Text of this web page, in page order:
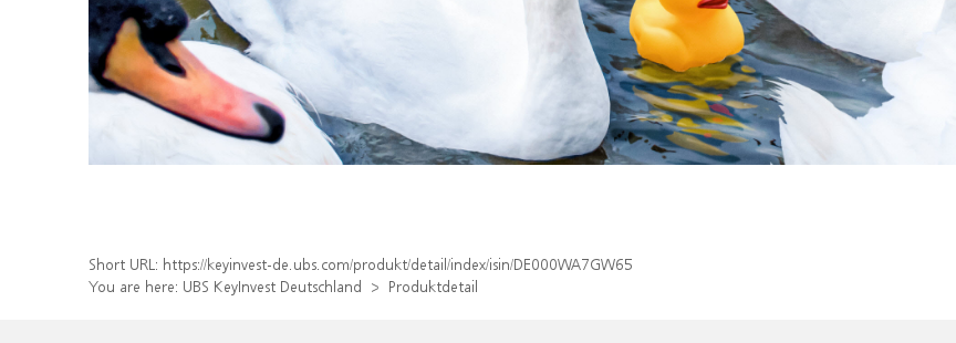
Short URL: https://keyinvest-de.ubs.com/produkt/detail/index/isin/DE000WA7GW65
You are here: UBS KeyInvest Deutschland Produktdetail